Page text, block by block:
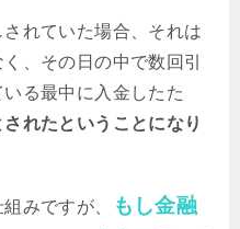
れていた場合、それは
、その日の中で数回引
る最中に入金したた
れたということになり
みですが、
もし金融